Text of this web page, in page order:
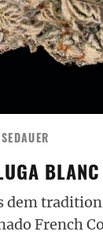
BLANC
dem
French